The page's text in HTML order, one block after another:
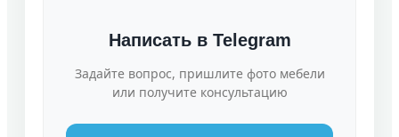
Написать в Telegram
Задайте вопрос, пришлите фото мебели
или получите консультацию